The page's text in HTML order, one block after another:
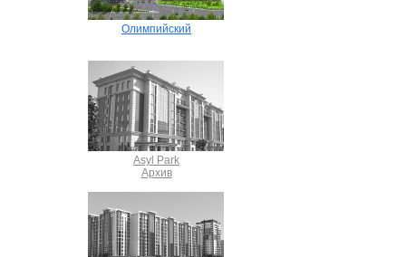
Олимпийский
Asyl Park
Архив